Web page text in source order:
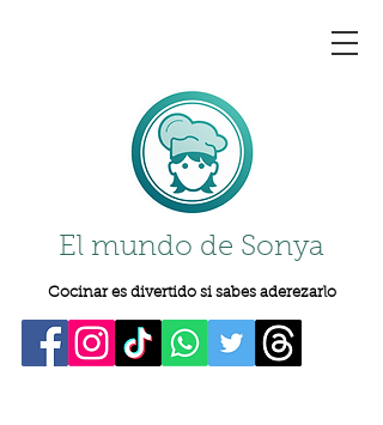
El mundo de Sonya
Cocinar es divertido si sabes aderezarlo